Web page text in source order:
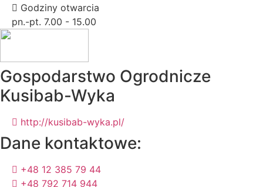
Godziny otwarcia
pn.-pt. 7.00 - 15.00
Gospodarstwo Ogrodnicze
Kusibab-Wyka
http://kusibab-wyka.pl/
Dane kontaktowe:
+48 12 385 79 44
+48 792 714 944